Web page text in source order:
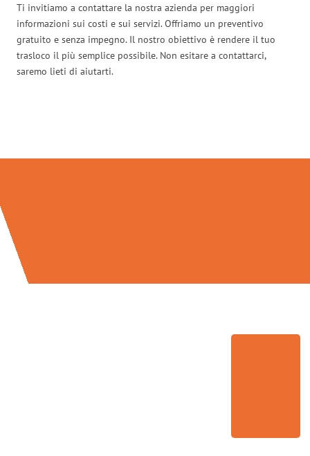
Ti invitiamo a contattare la nostra azienda per maggiori
informazioni sui costi e sui servizi. Offriamo un preventivo
gratuito e senza impegno. Il nostro obiettivo è rendere il tuo
trasloco il più semplice possibile. Non esitare a contattarci,
saremo lieti di aiutarti.